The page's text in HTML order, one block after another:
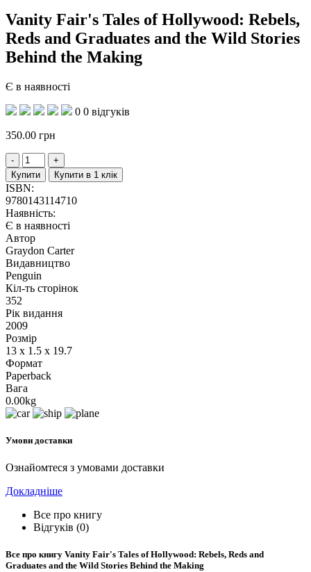
Vanity Fair's Tales of Hollywood: Rebels,
Reds and Graduates and the Wild Stories
Behind the Making
Є в наявності
0 0 відгуків
350.00 грн
Купити Купити в 1 клік
ISBN:
9780143114710
Наявність:
Є в наявності
Автор
Graydon Carter
Видавництво
Penguin
Кіл-ть сторінок
352
Рік видання
2009
Розмір
13 x 1.5 x 19.7
Формат
Paperback
Вага
0.00kg
Умови доставки
Ознайомтеся з умовами доставки
Докладніше
Все про книгу
Відгуків (0)
Все про книгу Vanity Fair's Tales of Hollywood: Rebels, Reds and
Graduates and the Wild Stories Behind the Making